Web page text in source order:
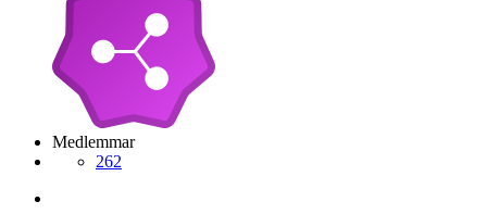
Medlemmar
262